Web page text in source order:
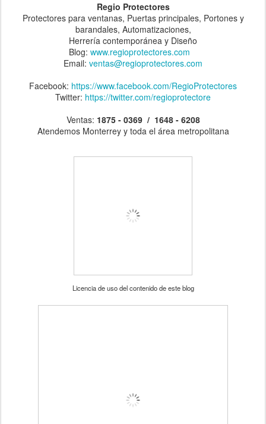
Regio Protectores
Protectores para ventanas, Puertas principales, Portones y
barandales, Automatizaciones,
Herrería contemporánea y Diseño
Blog: www.regioprotectores.com
Email: ventas@regioprotectores.com
Facebook: https://www.facebook.com/RegioProtectores
Twitter: https://twitter.com/regioprotectore
Ventas: 1875 - 0369 / 1648 - 6208
Atendemos Monterrey y toda el área metropolitana
Licencia de uso del contenido de este blog